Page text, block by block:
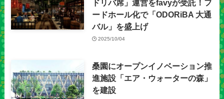
ドリバ席」運営をfavyが受託！フ
ードホール化で「ODORiBA 大通
バル」を盛上げ
2025/10/04
桑園にオープンイノベーション推
進施設「エア・ウォーターの森」
を建設